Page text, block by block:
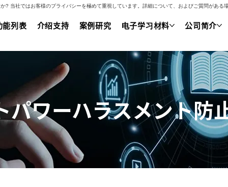
能列表 介绍支持 案例研究 电子学习材料 公司简介
パワーハラスメント防
? 当社ではお客様のプライバシーを極めて重視しています。詳細について、およびご質問がある